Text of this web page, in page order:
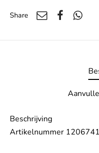
Share
Beschrijving
Artikelnummer